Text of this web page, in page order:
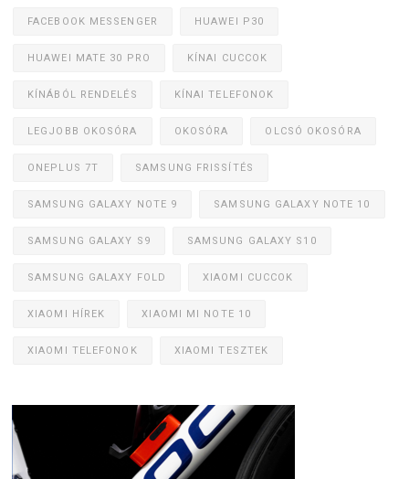
FACEBOOK MESSENGER HUAWEI P30
HUAWEI MATE 30 PRO KÍNAI CUCCOK
KÍNÁBÓL RENDELÉS KÍNAI TELEFONOK
LEGJOBB OKOSÓRA OKOSÓRA OLCSÓ OKOSÓRA
ONEPLUS 7T SAMSUNG FRISSÍTÉS
SAMSUNG GALAXY NOTE 9 SAMSUNG GALAXY NOTE 10
SAMSUNG GALAXY S9 SAMSUNG GALAXY S10
SAMSUNG GALAXY FOLD XIAOMI CUCCOK
XIAOMI HÍREK XIAOMI MI NOTE 10
XIAOMI TELEFONOK XIAOMI TESZTEK